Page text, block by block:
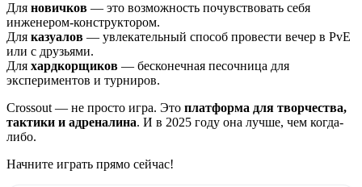
Для новичков — это возможность почувствовать себя
инженером-конструктором.
Для казуалов — увлекательный способ провести вечер в PvE
или с друзьями.
Для хардкорщиков — бесконечная песочница для
экспериментов и турниров.
Crossout — не просто игра. Это платформа для творчества,
тактики и адреналина. И в 2025 году она лучше, чем когда-
либо.
Начните играть прямо сейчас!